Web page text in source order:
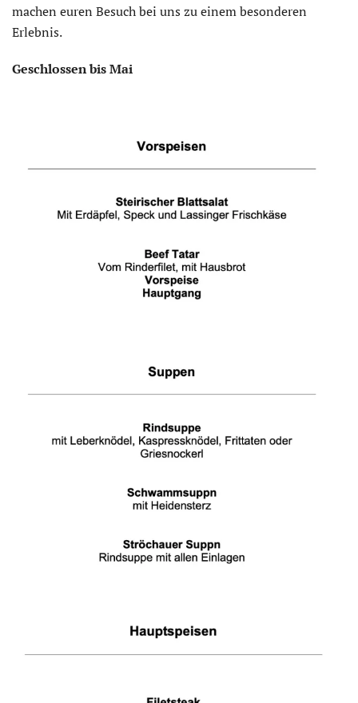
machen euren Besuch bei uns zu einem besonderen
Erlebnis.
Geschlossen bis Mai